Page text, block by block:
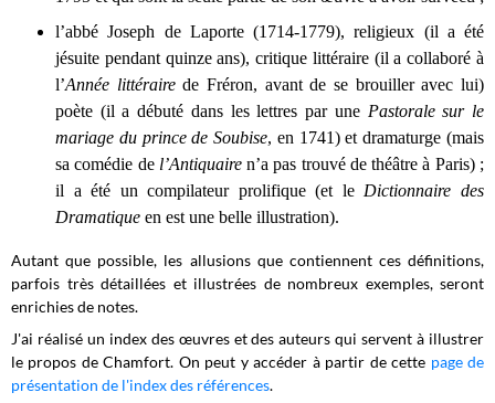
l’abbé Joseph de Laporte (1714-1779), religieux (il a été
jésuite pendant quinze ans), critique littéraire (il a collaboré à
l’Année littérairede Fréron, avant de se brouiller avec lui)
poète (il a débuté dans les lettres par une Pastorale sur le
mariage du prince de Soubise, en 1741) et dramaturge (mais
sa comédie de l’Antiquairen’a pas trouvé de théâtre à Paris) ;
il a été un compilateur prolifique (et le Dictionnaire des
Dramatique en est une belle illustration).
Autant que possible, les allusions que contiennent ces définitions,
parfois très détaillées et illustrées de nombreux exemples, seront
enrichies de notes.
J'ai réalisé un index des œuvres et des auteurs qui servent à illustrer
le propos de Chamfort. On peut y accéder à partir de cette page de
présentation de l'index des références.